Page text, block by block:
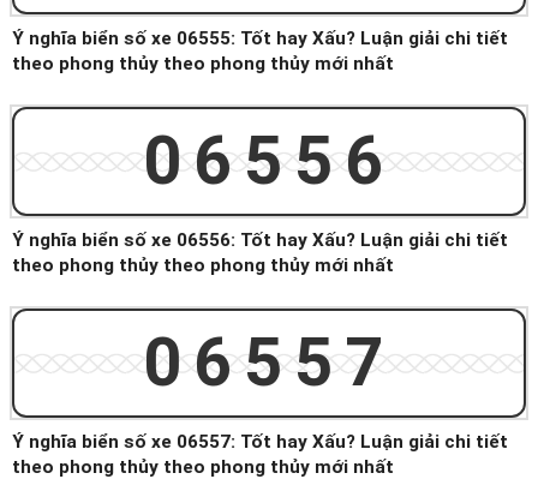
Ý nghĩa biển số xe 06555: Tốt hay Xấu? Luận giải chi tiết
theo phong thủy theo phong thủy mới nhất
06556
Ý nghĩa biển số xe 06556: Tốt hay Xấu? Luận giải chi tiết
theo phong thủy theo phong thủy mới nhất
06557
Ý nghĩa biển số xe 06557: Tốt hay Xấu? Luận giải chi tiết
theo phong thủy theo phong thủy mới nhất